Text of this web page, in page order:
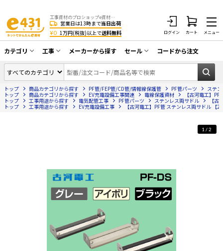
工事資材のプロショップe資材 CATV・アンテナ・防犯・光・LAN・電気・空調工事など
営業日は13時まで当日出荷
¥0 1万円(税抜)以上で送料無料 ログイン カート メニュー
カテゴリ
同軸ケーブル／テレビ用接栓／関連工具
アンテナ・取付金具・ブースター／CATV
部材類
配線補助具（モール・結束バンド・テー
LANケーブル・コネクタ・関連資材/機器
ネットワーク機器
エアコン・換気扇・空調資材
工事
CATV・アンテナ工事
光工事・FTTH工事
エアコン・換気扇工事
電気配管工事
EV充電設備工事
照明設置工事
太陽光発電工事
メーカーから探す セール
在庫一掃セール
コードから注文
トップ 商品カテゴリから探す PF管/FEP管/CD管/情報線保護管 PF管パーツ
ステ
トップ
商品カテゴリから探す EV充電設備工事関連 電線保護資材
【古河電工】
トップ
工事用途から探す 電気配管工事 PF管パーツ ステンレス両サドル
【
トップ
工事用途から探す EV充電設備工事 【古河電工】PF管 ステンレス両サドル 【
1/2